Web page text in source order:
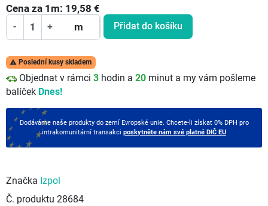
Cena za 1 m: 19,58 €
- + m Přidat do košíku
 Poslední kusy skladem
Objednat v rámci 3 hodin a 20 minut a my vám pošleme
balíček Dnes!
Dodáváme naše produkty do zemí Evropské unie. Chcete-li získat 0% DPH pro
intrakomunitární transakci poskytněte nám své platné DIČ EU
Značka Izpol
Č. produktu 28684